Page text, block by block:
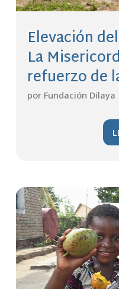
Elevación
La
refuerzo de
por Fundación Dilaya